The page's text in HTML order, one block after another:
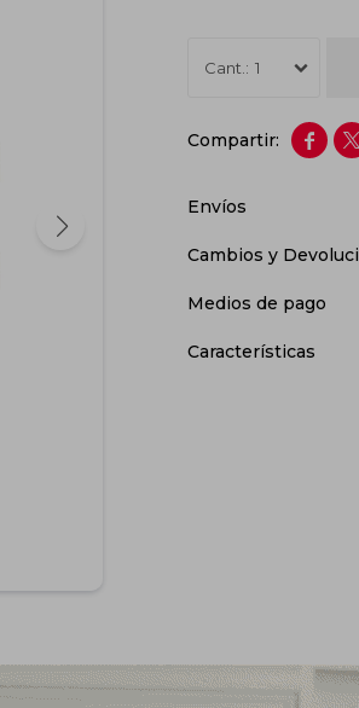
1
 
Envíos
Cambios y
Medios de pago
Características